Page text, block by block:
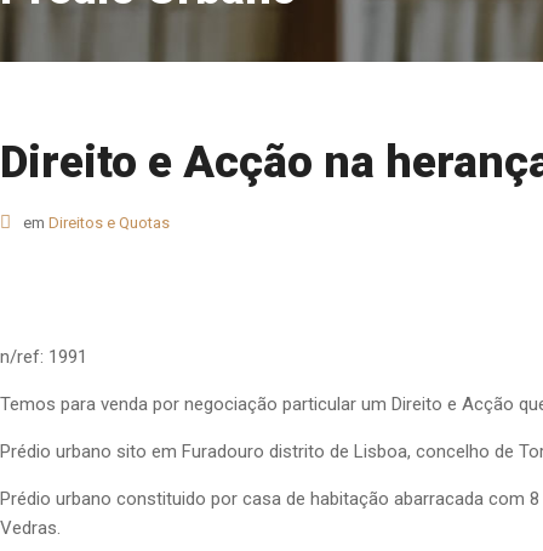
Direito e Acção na
em Direitos e Quotas
n/ref: 1991
Temos para venda por negociação particular um Direito e Acção
Prédio urbano sito em Furadouro distrito de Lisboa, concelho de
Prédio urbano constituido por casa de habitação abarracada com
Vedras.